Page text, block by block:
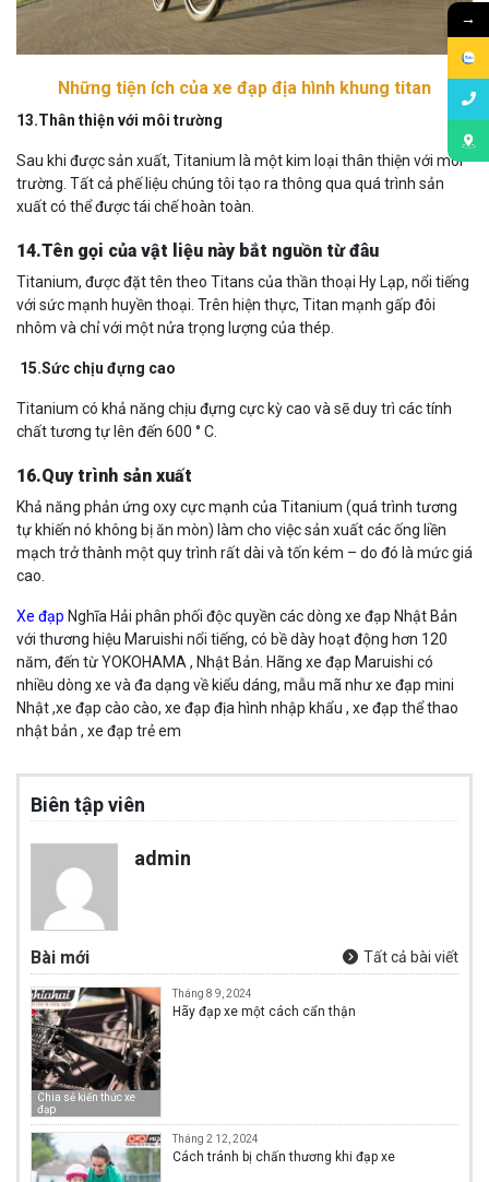
Những tiện ích của xe đạp địa hình khung titan
13.Thân thiện với môi trường
Sau khi được sản xuất, Titanium là một kim loại thân thiện với môi
trường. Tất cả phế liệu chúng tôi tạo ra thông qua quá trình sản
xuất có thể được tái chế hoàn toàn.
14.Tên gọi của vật liệu này bắt nguồn từ đâu
Titanium, được đặt tên theo Titans của thần thoại Hy Lạp, nổi tiếng
với sức mạnh huyền thoại. Trên hiện thực, Titan mạnh gấp đôi
nhôm và chỉ với một nửa trọng lượng của thép.
15.Sức chịu đựng cao
Titanium có khả năng chịu đựng cực kỳ cao và sẽ duy trì các tính
chất tương tự lên đến 600 ° C.
16.Quy trình sản xuất
Khả năng phản ứng oxy cực mạnh của Titanium (quá trình tương
tự khiến nó không bị ăn mòn) làm cho việc sản xuất các ống liền
mạch trở thành một quy trình rất dài và tốn kém – do đó là mức giá
cao.
Xe đạp Nghĩa Hải phân phối độc quyền các dòng xe đạp Nhật Bản
với thương hiệu Maruishi nổi tiếng, có bề dày hoạt động hơn 120
năm, đến từ YOKOHAMA , Nhật Bản. Hãng xe đạp Maruishi có
nhiều dòng xe và đa dạng về kiểu dáng, mẫu mã như xe đạp mini
Nhật ,xe đạp cào cào, xe đạp địa hình nhập khẩu , xe đạp thể thao
nhật bản , xe đạp trẻ em
Biên tập viên
admin
Bài mới Tất cả bài viết
Chia sẻ kiến thức xe
đạp
Tháng 8 9, 2024
Hãy đạp xe một cách cẩn thận
Tháng 2 12, 2024
Cách tránh bị chấn thương khi đạp xe
→